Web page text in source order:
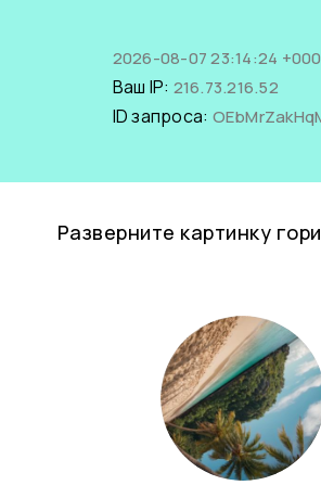
2026-08-07 23:14:24
Ваш IP: 216.73.216.52
ID запроса:
Разверните картинку